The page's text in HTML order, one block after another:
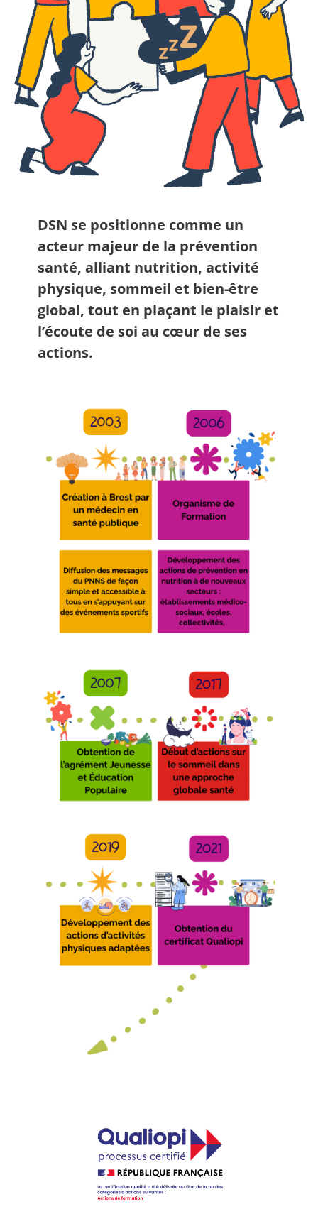
DSN se positionne comme un
acteur majeur de la prévention
santé, alliant nutrition, activité
physique, sommeil et bien-être
global, tout en plaçant le plaisir et
l’écoute de soi au cœur de ses
actions.